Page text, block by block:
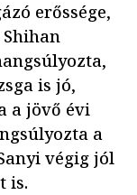
erőssége,
is jó,
a jövő évi
a
végig jól
is.